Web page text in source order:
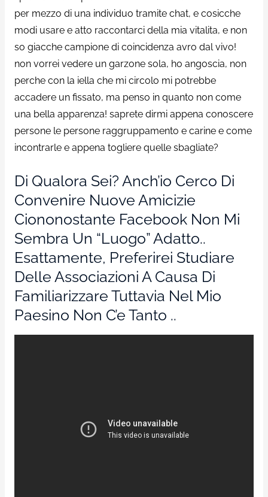
per mezzo di una individuo tramite chat, e cosicche
modi usare e atto raccontarci della mia vitalita, e non
so giacche campione di coincidenza avro dal vivo!
non vorrei vedere un garzone sola, ho angoscia, non
perche con la iella che mi circolo mi potrebbe
accadere un fissato, ma penso in quanto non come
una bella apparenza! saprete dirmi appena conoscere
persone le persone raggruppamento e carine e come
incontrarle e appena togliere quelle sbagliate?
Di Qualora Sei? Anch’io Cerco Di
Convenire Nuove Amicizie
Ciononostante Facebook Non Mi
Sembra Un “luogo” Adatto..
Esattamente, Preferirei Studiare
Delle Associazioni A Causa Di
Familiarizzare Tuttavia Nel Mio
Paesino Non C’e Tanto ..